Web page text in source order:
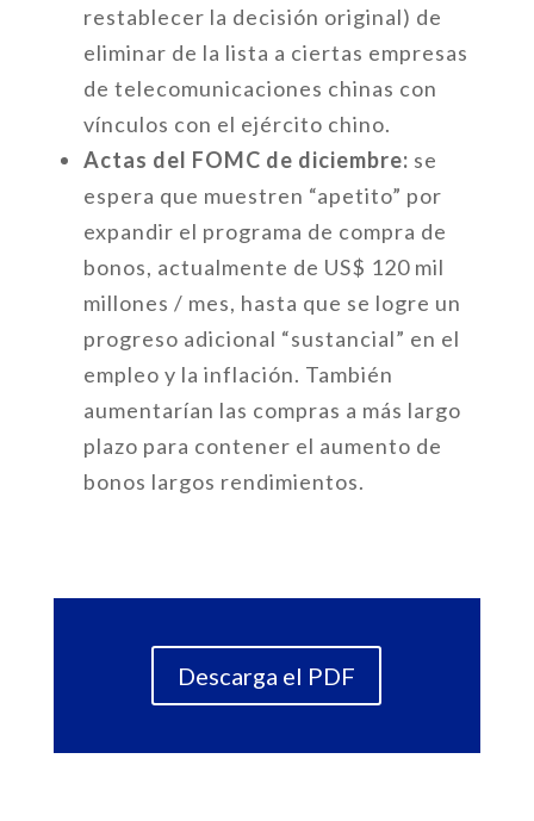
restablecer la decisión original) de
eliminar de la lista a ciertas empresas
de telecomunicaciones chinas con
vínculos con el ejército chino.
Actas del FOMC de diciembre: se
espera que muestren “apetito” por
expandir el programa de compra de
bonos, actualmente de US$ 120 mil
millones / mes, hasta que se logre un
progreso adicional “sustancial” en el
empleo y la inflación. También
aumentarían las compras a más largo
plazo para contener el aumento de
bonos largos rendimientos.
Descarga el PDF